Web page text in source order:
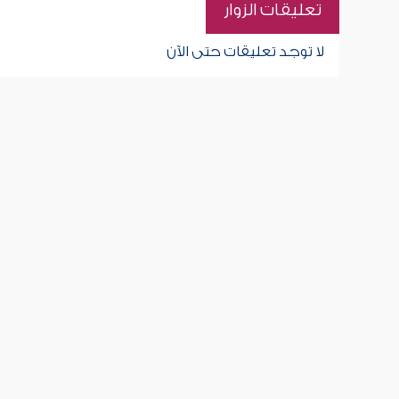
تعليقات الزوار
لا توجد تعليقات حتى الآن